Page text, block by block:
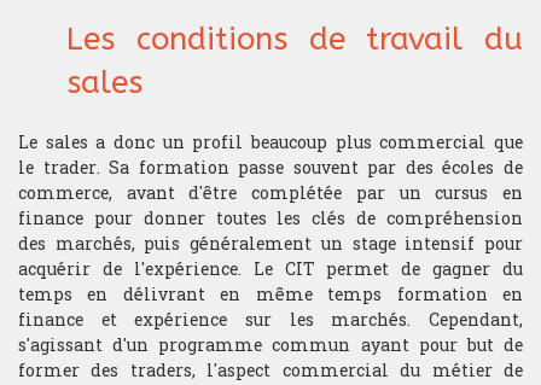
Departement
Hardware & Finance
Finance comportementale
Optimisation de portfolio
Trading HF
Les conditions de travail du
sales
Le sales a donc un profil beaucoup plus commercial que
le trader. Sa formation passe souvent par des écoles de
commerce, avant d'être complétée par un cursus en
finance pour donner toutes les clés de compréhension
des marchés, puis généralement un stage intensif pour
acquérir de l'expérience. Le CIT permet de gagner du
temps en délivrant en même temps formation en
finance et expérience sur les marchés. Cependant,
s'agissant d'un programme commun ayant pour but de
former des traders, l'aspect commercial du métier de